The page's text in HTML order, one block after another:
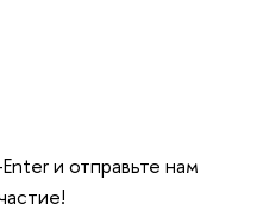
и отправьте нам